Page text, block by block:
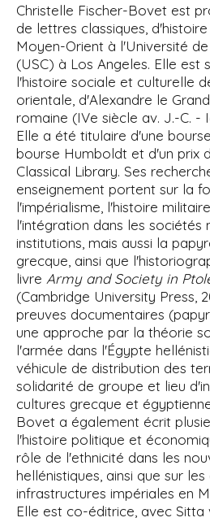
Christelle Fischer-Bovet est
de lettres classiques,
Moyen-Orient à l'Université
(USC) à Los Angeles. Elle est
l'histoire sociale et culturelle
orientale, d'Alexandre le
romaine (IVe siècle av. J.-C. -
Elle a été titulaire d'une
bourse Humboldt et d'un prix
Classical Library. Ses
enseignement portent sur la
l'impérialisme, l'histoire
l'intégration dans les sociétés
institutions, mais aussi la
grecque, ainsi que
livre Army and Society in
(Cambridge University Press,
preuves documentaires
une approche par la théorie
l'armée dans l'Égypte
véhicule de distribution des
solidarité de groupe et lieu
cultures grecque et
Bovet a également écrit
l'histoire politique et
rôle de l'ethnicité dans les
hellénistiques, ainsi que sur
infrastructures impériales en
Elle est co-éditrice, avec Sitta